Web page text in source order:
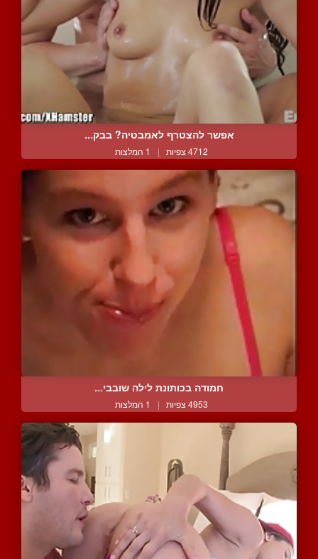
אפשר להצטרף לאמבטיה? בבק...
4712 צפיות | 1 המלצות
חמודה בכותונת לילה שובבי...
4953 צפיות | 1 המלצות